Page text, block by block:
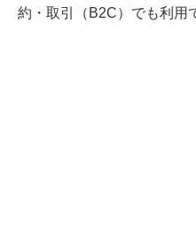
約・取引（B2C）でも利用